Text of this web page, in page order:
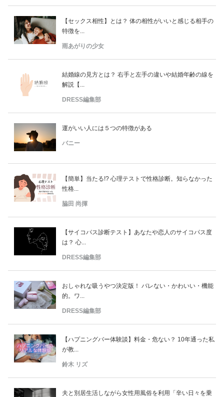
【セックス相性】とは？ 体の相性がいいと感じる相手の
特徴を...
雨あがりの少女
結婚線の見方とは？ 右手と左手の違いや結婚年齢の線を
解説【...
DRESS編集部
運がいい人には５つの特徴がある
バニー
【簡単】当たる!? 心理テストで性格診断。知らなかった
性格...
脇田 尚揮
【サイコパス診断テスト】あなたや恋人のサイコパス度
は？ 心...
DRESS編集部
おしゃれな吸うやつ決定版！ バレない・かわいい・機能
的。ワ...
DRESS編集部
【ハプニングバー体験談】料金・危ない？ 10年通った私
が教...
鈴木 リズ
夫と別居生活しながら女性用風俗を利用「辛い日々を乗